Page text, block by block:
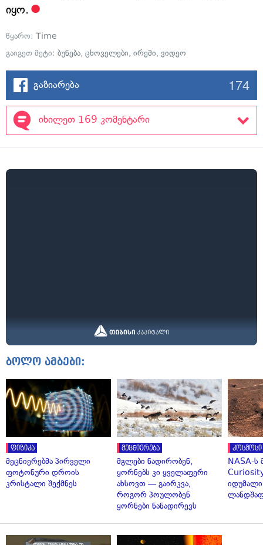
იყო.
წყარო: Time
გაიგეთ მეტი: ბუნება, ცხოველები, ირემი, ვიდეო
გაზიარება 174
იხილეთ 169 კომენტარი
ბოლო ამბები:
ფიზიკა
მეცნიერებმა პირველი
ფოტონური დროის
კრისტალი შექმნეს
მეცნიერება
მგლები ნადირობენ,
ყორნებს კი ყველაფერი
ახსოვთ — გაირკვა,
როგორ პოულობენ
ყორნები ნანადირევს
კოსმოსი
NASA-ს